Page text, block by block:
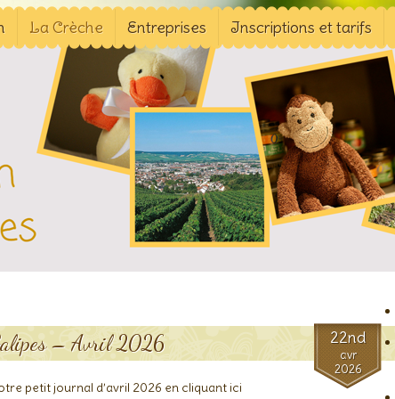
La Crèche Entreprises Inscriptions et tarifs
– Avril 2026 22nd
avr
2026
petit journal d’avril 2026 en cliquant ici